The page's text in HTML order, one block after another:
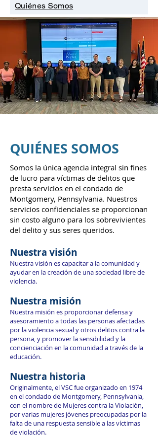
Quiénes Somos
QUIÉNES SOMOS
Somos la única agencia integral sin fines
de lucro para víctimas de delitos que
presta servicios en el condado de
Montgomery, Pennsylvania. Nuestros
servicios confidenciales se proporcionan
sin costo alguno para los sobrevivientes
del delito y sus seres queridos.
Nuestra visión
Nuestra visión es capacitar a la comunidad y
ayudar en la creación de una sociedad libre de
violencia.
Nuestra misión
Nuestra misión es proporcionar defensa y
asesoramiento a todas las personas afectadas
por la violencia sexual y otros delitos contra la
persona, y promover la sensibilidad y la
concienciación en la comunidad a través de la
educación.
Nuestra historia
Originalmente, el VSC fue organizado en 1974
en el condado de Montgomery, Pennsylvania,
con el nombre de Mujeres contra la Violación,
por varias mujeres jóvenes preocupadas por la
falta de una respuesta sensible a las víctimas
de violación.